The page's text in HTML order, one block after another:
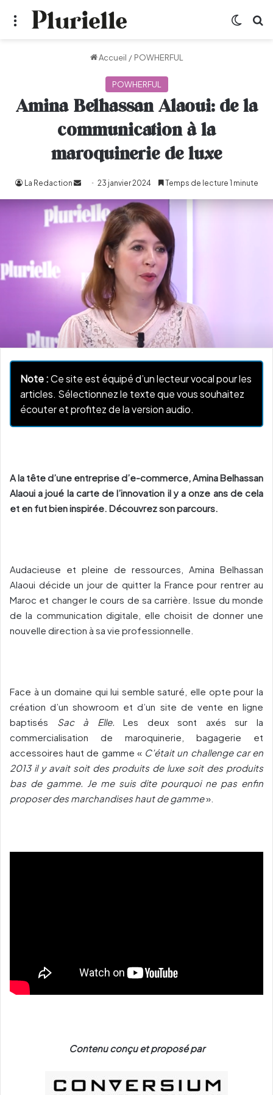
Menu
Accueil / POWHERFUL
POWHERFUL
Amina Belhassan Alaoui: de la
communication à la
maroquinerie de luxe
La Redaction
Envoyer
un
courriel
23 janvier 2024 Temps de lecture 1 minute
Note :Ce site est équipé d’un lecteur vocal pour les
articles. Sélectionnez le texte que vous souhaitez
écouter et profitez de la version audio.
A la tête d’une entreprise d’e-commerce, Amina Belhassan
Alaoui a joué la carte de l’innovation il y a onze ans de cela
et en fut bien inspirée. Découvrez son parcours.
Audacieuse et pleine de ressources, Amina Belhassan
Alaoui décide un jour de quitter la France pour rentrer au
Maroc et changer le cours de sa carrière. Issue du monde
de la communication digitale, elle choisit de donner une
nouvelle direction à sa vie professionnelle.
Face à un domaine qui lui semble saturé, elle opte pour la
création d’un showroom et d’un site de vente en ligne
baptisés Sac à Elle.Les deux sont axés sur la
commercialisation de maroquinerie, bagagerie et
accessoires haut de gamme « C’était un challenge car en
2013 il y avait soit des produits de luxe soit des produits
bas de gamme. Je me suis dite pourquoi ne pas enfin
proposer des marchandises haut de gamme».
Contenu conçu et proposé par